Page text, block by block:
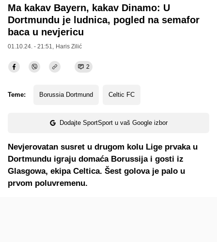
Ma kakav Bayern, kakav Dinamo: U
Dortmundu je ludnica, pogled na semafor
baca u nevjericu
01.10.24. - 21:51, Haris Zilić
2
Teme: Borussia Dortmund Celtic FC
Dodajte SportSport u vaš Google izbor
Nevjerovatan susret u drugom kolu Lige prvaka u
Dortmundu igraju domaća Borussija i gosti iz
Glasgowa, ekipa Celtica. Šest golova je palo u
prvom poluvremenu.